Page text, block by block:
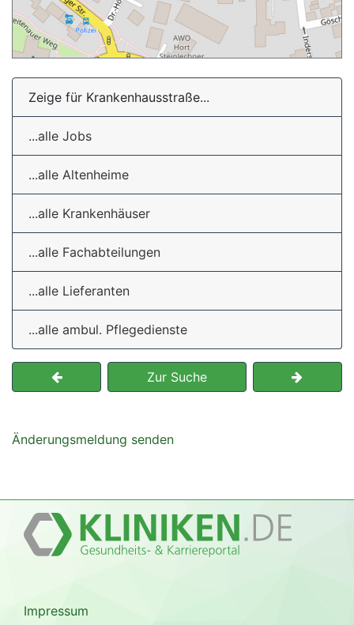
Zeige für Krankenhausstraße...
...alle Jobs
...alle Altenheime
...alle Krankenhäuser
...alle Fachabteilungen
...alle Lieferanten
...alle ambul. Pflegedienste
Zur Suche
Änderungsmeldung senden
Impressum